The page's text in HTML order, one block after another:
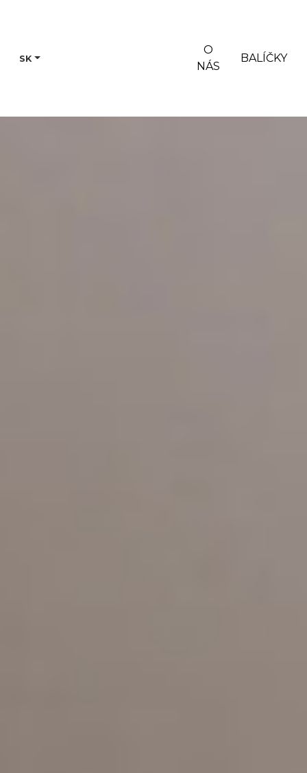
SK
O
NÁS
BALÍČKY